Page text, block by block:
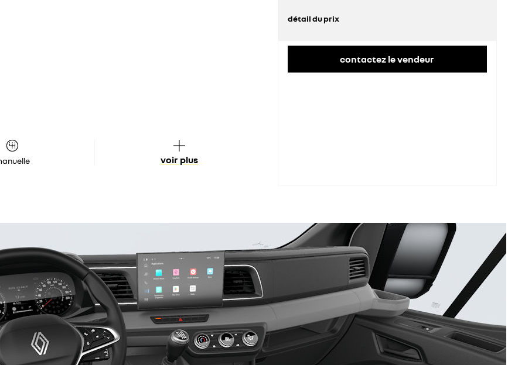
voir plus
détail du prix
contactez le vendeur